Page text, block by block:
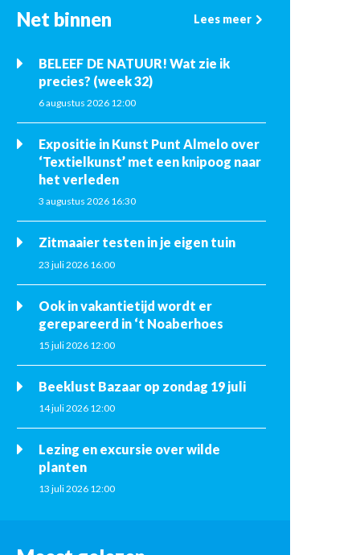
Net binnen Lees meer
BELEEF DE NATUUR! Wat zie ik
precies? (week 32)
6 augustus 2026 12:00
Expositie in Kunst Punt Almelo over
‘Textielkunst’ met een knipoog naar
het verleden
3 augustus 2026 16:30
Zitmaaier testen in je eigen tuin
23 juli 2026 16:00
Ook in vakantietijd wordt er
gerepareerd in ‘t Noaberhoes
15 juli 2026 12:00
Beeklust Bazaar op zondag 19 juli
14 juli 2026 12:00
Lezing en excursie over wilde
planten
13 juli 2026 12:00